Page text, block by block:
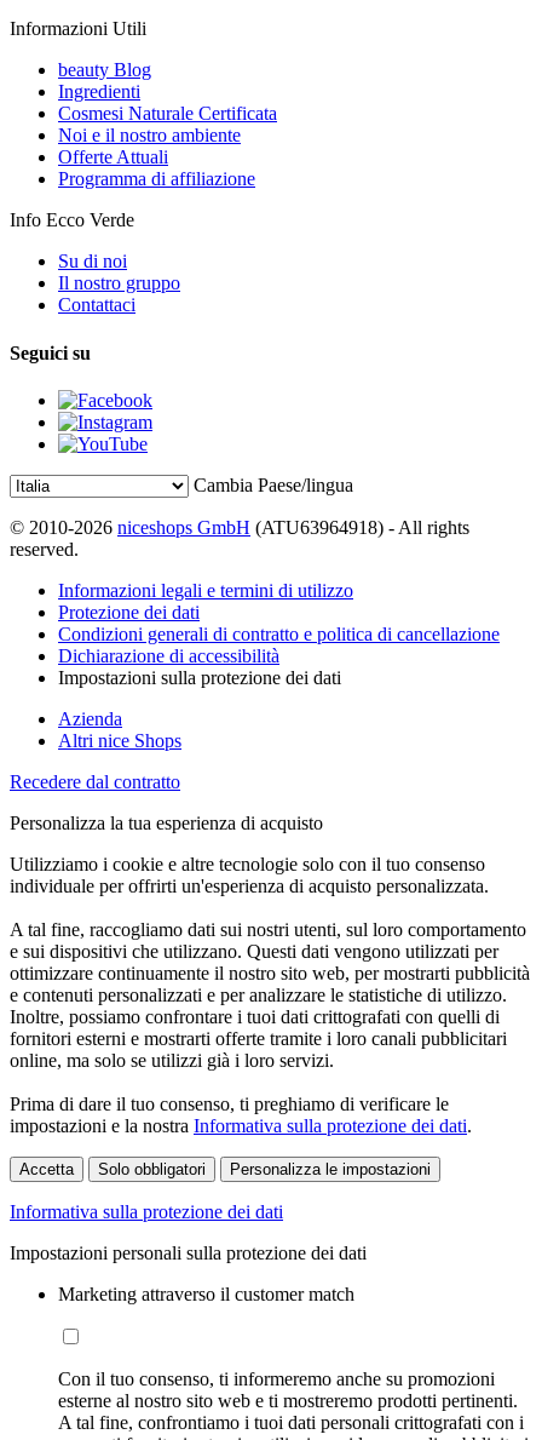
Informazioni Utili
beauty Blog
Ingredienti
Cosmesi Naturale Certificata
Noi e il nostro ambiente
Offerte Attuali
Programma di affiliazione
Info Ecco Verde
Su di noi
Il nostro gruppo
Contattaci
Seguici su
Cambia Paese/lingua
© 2010-2026 niceshops GmbH (ATU63964918) - All rights
reserved.
Informazioni legali e termini di utilizzo
Protezione dei dati
Condizioni generali di contratto e politica di cancellazione
Dichiarazione di accessibilità
Impostazioni sulla protezione dei dati
Azienda
Altri nice Shops
Recedere dal contratto
Personalizza la tua esperienza di acquisto
Utilizziamo i cookie e altre tecnologie solo con il tuo consenso
individuale per offrirti un'esperienza di acquisto personalizzata.
A tal fine, raccogliamo dati sui nostri utenti, sul loro comportamento
e sui dispositivi che utilizzano. Questi dati vengono utilizzati per
ottimizzare continuamente il nostro sito web, per mostrarti pubblicità
e contenuti personalizzati e per analizzare le statistiche di utilizzo.
Inoltre, possiamo confrontare i tuoi dati crittografati con quelli di
fornitori esterni e mostrarti offerte tramite i loro canali pubblicitari
online, ma solo se utilizzi già i loro servizi.
Prima di dare il tuo consenso, ti preghiamo di verificare le
impostazioni e la nostra Informativa sulla protezione dei dati.
Accetta Solo obbligatori Personalizza le impostazioni
Informativa sulla protezione dei dati
Impostazioni personali sulla protezione dei dati
Marketing attraverso il customer match
Con il tuo consenso, ti informeremo anche su promozioni
esterne al nostro sito web e ti mostreremo prodotti pertinenti.
A tal fine, confrontiamo i tuoi dati personali crittografati con i